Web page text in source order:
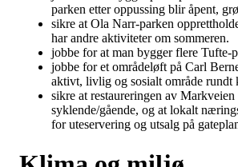
parken etter oppussing blir åpent,
sikre at Ola Narr-parken
har andre aktiviteter om sommeren.
jobbe for at man bygger flere Tufte-
jobbe for et områdeløft på Carl
aktivt, livlig og sosialt område rundt
sikre at restaureringen av
syklende/gående, og at lokalt
for uteservering og utsalg på